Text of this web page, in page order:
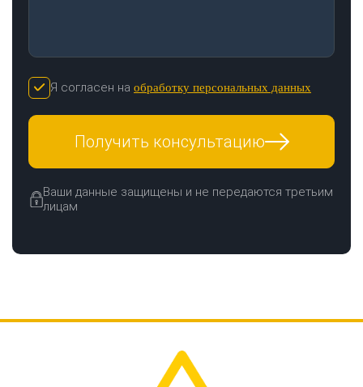
Я согласен на обработку персональных данных
Получить консультацию
Ваши данные защищены и не передаются третьим
лицам